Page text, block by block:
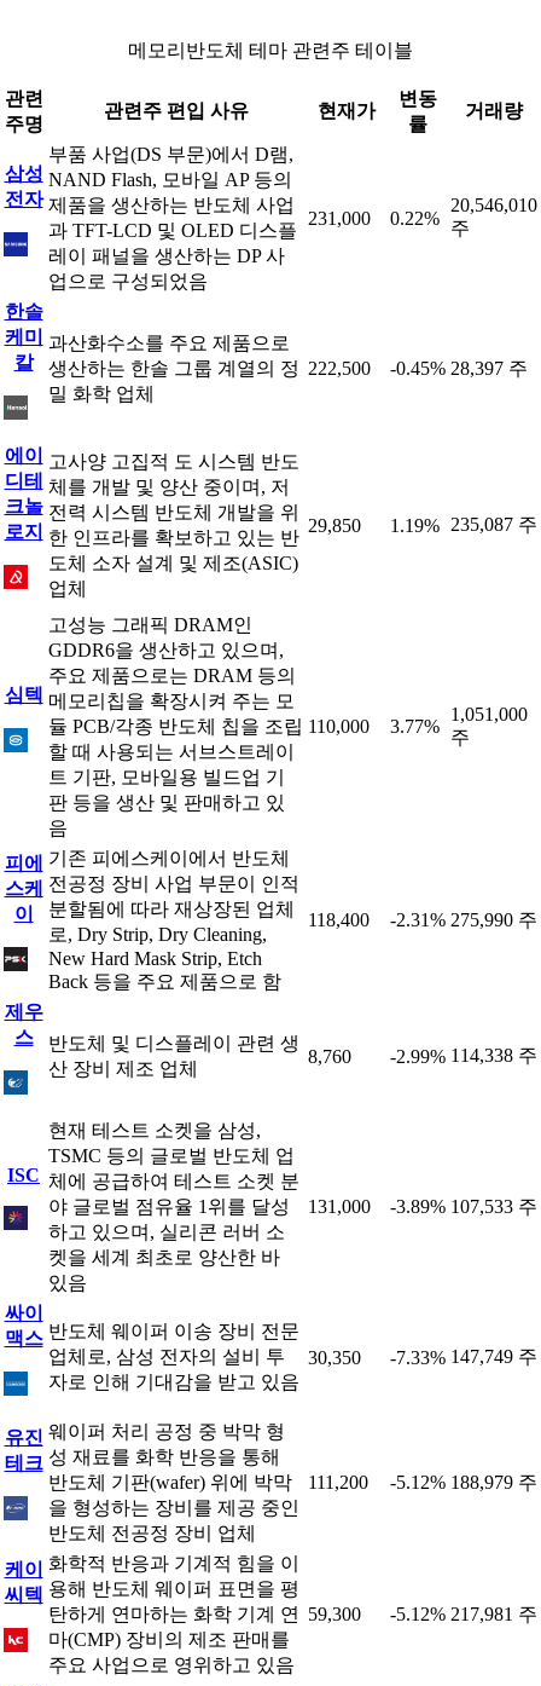
메모리반도체 테마 관련주 테이블
관련
주명
관련주 편입 사유 현재가
변동
률
거래량
삼성
전자
부품 사업(DS 부문)에서 D램,
NAND Flash, 모바일 AP 등의
제품을 생산하는 반도체 사업
과 TFT-LCD 및 OLED 디스플
레이 패널을 생산하는 DP 사
업으로 구성되었음
231,000 0.22%
20,546,010
주
한솔
케미
칼
과산화수소를 주요 제품으로
생산하는 한솔 그룹 계열의 정
밀 화학 업체
222,500 -0.45% 28,397 주
에이
디테
크놀
로지
고사양 고집적 도 시스템 반도
체를 개발 및 양산 중이며, 저
전력 시스템 반도체 개발을 위
한 인프라를 확보하고 있는 반
도체 소자 설계 및 제조(ASIC)
업체
29,850 1.19% 235,087 주
심텍
고성능 그래픽 DRAM인
GDDR6을 생산하고 있으며,
주요 제품으로는 DRAM 등의
메모리칩을 확장시켜 주는 모
듈 PCB/각종 반도체 칩을 조립
할 때 사용되는 서브스트레이
트 기판, 모바일용 빌드업 기
판 등을 생산 및 판매하고 있
음
110,000 3.77%
1,051,000
주
피에
스케
이
기존 피에스케이에서 반도체
전공정 장비 사업 부문이 인적
분할됨에 따라 재상장된 업체
로, Dry Strip, Dry Cleaning,
New Hard Mask Strip, Etch
Back 등을 주요 제품으로 함
118,400 -2.31% 275,990 주
제우
스
반도체 및 디스플레이 관련 생
산 장비 제조 업체
8,760 -2.99% 114,338 주
ISC
현재 테스트 소켓을 삼성,
TSMC 등의 글로벌 반도체 업
체에 공급하여 테스트 소켓 분
야 글로벌 점유율 1위를 달성
하고 있으며, 실리콘 러버 소
켓을 세계 최초로 양산한 바
있음
131,000 -3.89% 107,533 주
싸이
맥스 반도체 웨이퍼 이송 장비 전문
업체로, 삼성 전자의 설비 투
자로 인해 기대감을 받고 있음
30,350 -7.33% 147,749 주
유진
테크
웨이퍼 처리 공정 중 박막 형
성 재료를 화학 반응을 통해
반도체 기판(wafer) 위에 박막
을 형성하는 장비를 제공 중인
반도체 전공정 장비 업체
111,200 -5.12% 188,979 주
케이
씨텍
화학적 반응과 기계적 힘을 이
용해 반도체 웨이퍼 표면을 평
탄하게 연마하는 화학 기계 연
마(CMP) 장비의 제조 판매를
주요 사업으로 영위하고 있음
59,300 -5.12% 217,981 주